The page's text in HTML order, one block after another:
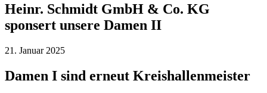
Heinr. Schmidt GmbH & Co. KG
sponsert unsere Damen II
21. Januar 2025
Damen I sind erneut Kreishallenmeister